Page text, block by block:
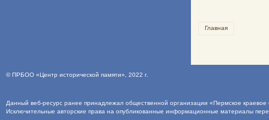
Главная
©ПРБОО «Центр исторической памяти» , 2022 г.
Данный веб-ресурс ранее принадлежал общественной организации «Пермское
Исключительные авторские права на опубликованные информационные материалы